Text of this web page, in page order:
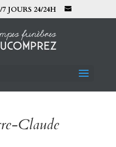
7 JOURS 24/24H
Claude